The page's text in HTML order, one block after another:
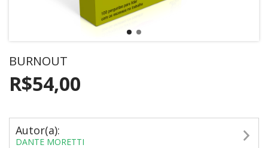
BURNOUT
R$54,00
Autor(a):
DANTE MORETTI